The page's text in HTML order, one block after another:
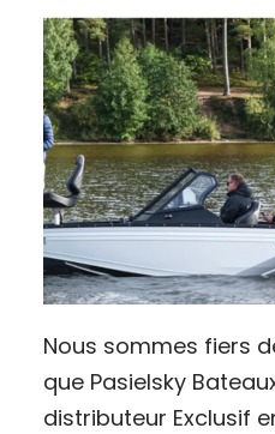
Nous sommes fiers
que Pasielsky
distributeur Exclusif